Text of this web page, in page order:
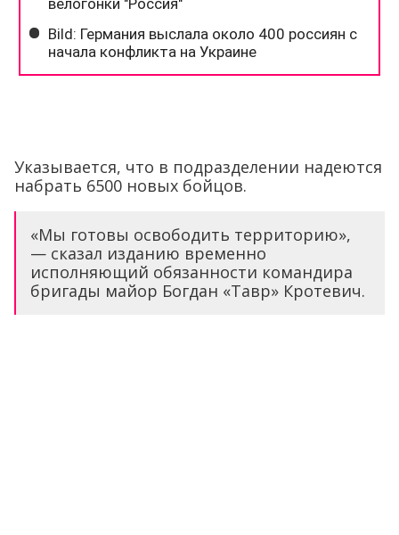
Указывается, что в подразделении надеются
набрать 6500 новых бойцов.
«Мы готовы освободить территорию»,
— сказал изданию временно
исполняющий обязанности командира
бригады майор Богдан «Тавр» Кротевич.